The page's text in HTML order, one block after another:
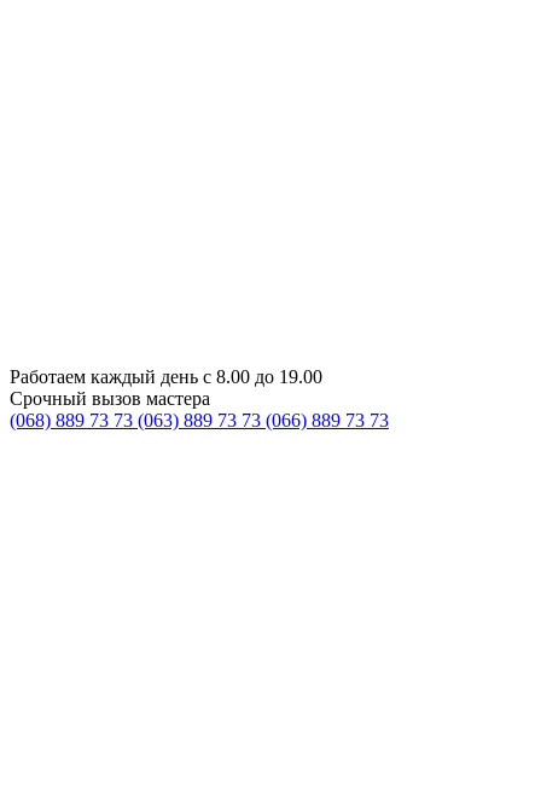
Работаем каждый день с 8.00 до 19.00
Срочный вызов мастера
(068) 889 73 73 (063) 889 73 73 (066) 889 73 73